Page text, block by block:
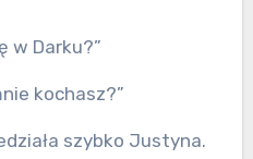
w Darku?”
kochasz?”
szybko Justyna.